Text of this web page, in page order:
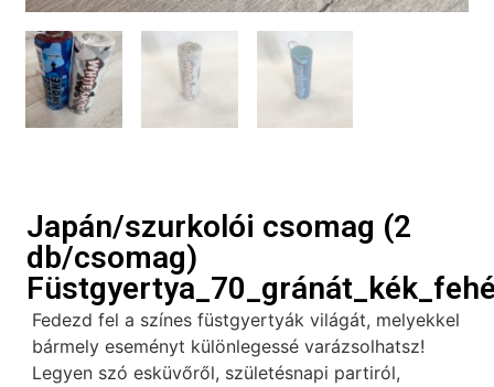
Japán/szurkolói csomag (2
db/csomag)
Fedezd fel a színes füstgyertyák világát, melyekkel
bármely eseményt különlegessé varázsolhatsz!
Legyen szó esküvőről, születésnapi partiról,